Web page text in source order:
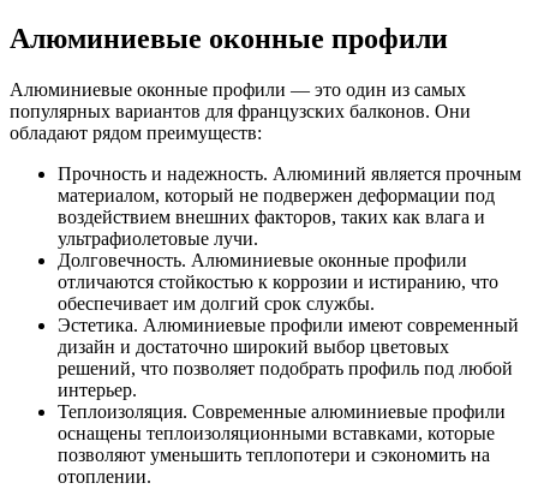
Алюминиевые оконные профили
Алюминиевые оконные профили — это один из самых
популярных вариантов для французских балконов. Они
обладают рядом преимуществ:
Прочность и надежность. Алюминий является прочным
материалом, который не подвержен деформации под
воздействием внешних факторов, таких как влага и
ультрафиолетовые лучи.
Долговечность. Алюминиевые оконные профили
отличаются стойкостью к коррозии и истиранию, что
обеспечивает им долгий срок службы.
Эстетика. Алюминиевые профили имеют современный
дизайн и достаточно широкий выбор цветовых
решений, что позволяет подобрать профиль под любой
интерьер.
Теплоизоляция. Современные алюминиевые профили
оснащены теплоизоляционными вставками, которые
позволяют уменьшить теплопотери и сэкономить на
отоплении.